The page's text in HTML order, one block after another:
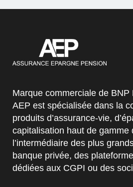
Marque commerciale de BNP
AEP est spécialisée dans la
produits d’assurance-vie,
capitalisation haut de gamme
l’intermédiaire des plus
banque privée, des
dédiées aux CGPI ou des